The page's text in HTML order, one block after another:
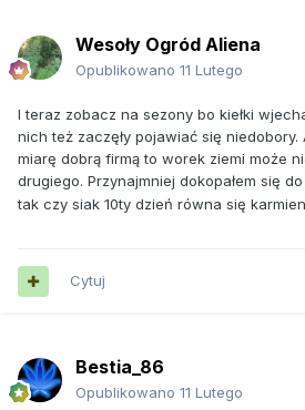
Wesoły Ogród Aliena
Opublikowano 11 Lutego
I teraz zobacz na sezony bo kiełki
nich też zaczęły pojawiać się niedobory.
miarę dobrą firmą to worek ziemi może
drugiego. Przynajmniej dokopałem się
tak czy siak 10ty dzień równa się
Cytuj
Bestia_86
Opublikowano 11 Lutego